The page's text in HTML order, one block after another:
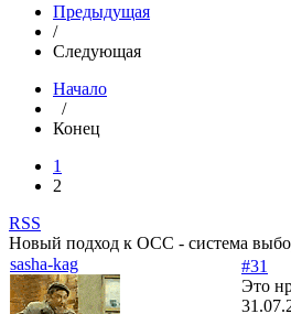
Предыдущая
/
Следующая
Начало
/
Конец
1
2
RSS
Новый подход к ОСС - система
sasha-kag
#31
Это